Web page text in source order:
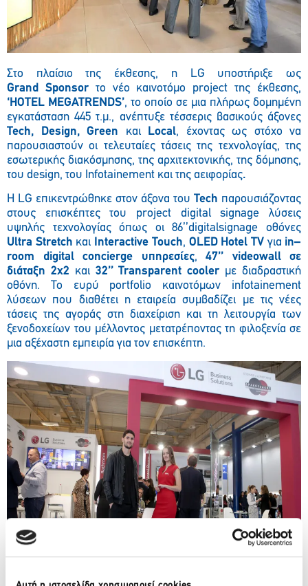
Στο πλαίσιο της έκθεσης, η LG υποστήριξε ως
Grand Sponsorτο νέο καινοτόμο project της έκθεσης,
‘HOTEL MEGATRENDS’, το οποίο σε μια πλήρως δομημένη
εγκατάσταση 445 τ.μ., ανέπτυξε τέσσερις βασικούς άξονες
Tech, Design, Green και Local, έχοντας ως στόχο να
παρουσιαστούν οι τελευταίες τάσεις της τεχνολογίας, της
εσωτερικής διακόσμησης, της αρχιτεκτονικής, της δόμησης,
του design, του Infotainement και της αειφορίας.
Η LG επικεντρώθηκε στον άξονα του Tech παρουσιάζοντας
στους επισκέπτες του project digital signage λύσεις
υψηλής τεχνολογίας όπως οι 86’’digitalsignage οθόνες
Ultra Stretch και Interactive Touch, OLED Hotel TV για in–
room digital concierge υπηρεσίες, 47’’ videowallσε
διάταξη 2x2 και 32’’ Transparent cooler με διαδραστική
οθόνη. Το ευρύ portfolio καινοτόμων infotainement
λύσεων που διαθέτει η εταιρεία συμβαδίζει με τις νέες
τάσεις της αγοράς στη διαχείριση και τη λειτουργία των
ξενοδοχείων του μέλλοντος μετατρέποντας τη φιλοξενία σε
μια αξέχαστη εμπειρία για τον επισκέπτη.